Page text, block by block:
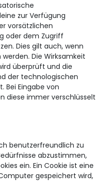
zur Verfügung
vorsätzlichen
oder dem Zugriff
Dies gilt auch, wenn
Die Wirksamkeit
überprüft und die
der technologischen
Bei Eingabe von
diese immer verschlüsselt
benutzerfreundlich zu
abzustimmen,
ein. Ein Cookie ist eine
gespeichert wird,